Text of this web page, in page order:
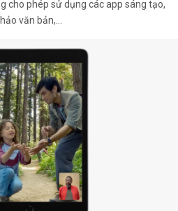
cho phép sử dụng các app sáng tạo,
văn bản,…